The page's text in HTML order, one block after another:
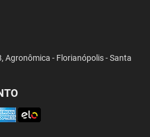
Agronômica - Florianópolis - Santa